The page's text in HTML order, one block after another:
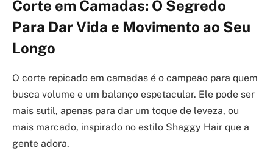
Corte em Camadas: O Segredo
Para Dar Vida e Movimento ao Seu
Longo
O corte repicado em camadas é o campeão para quem
busca volume e um balanço espetacular. Ele pode ser
mais sutil, apenas para dar um toque de leveza, ou
mais marcado, inspirado no estilo Shaggy Hair que a
gente adora.